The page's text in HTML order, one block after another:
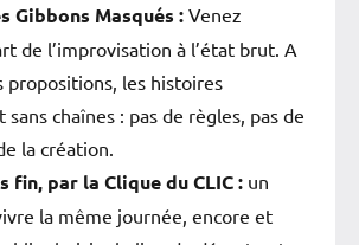
Gibbons Masqués :Venez
de l’improvisation à l’état brut. A
propositions, les histoires
sans chaînes : pas de règles, pas de
la création.
fin, par la Clique du CLIC : un
la même journée, encore et